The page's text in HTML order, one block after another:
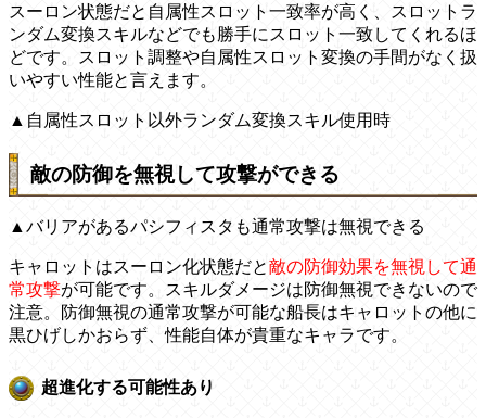
スーロン状態だと自属性スロット一致率が高く、スロットラ
ンダム変換スキルなどでも勝手にスロット一致してくれるほ
どです。スロット調整や自属性スロット変換の手間がなく扱
いやすい性能と言えます。
▲自属性スロット以外ランダム変換スキル使用時
敵の防御を無視して攻撃ができる
▲バリアがあるパシフィスタも通常攻撃は無視できる
キャロットはスーロン化状態だと敵の防御効果を無視して通
常攻撃が可能です。スキルダメージは防御無視できないので
注意。防御無視の通常攻撃が可能な船長はキャロットの他に
黒ひげしかおらず、性能自体が貴重なキャラです。
超進化する可能性あり